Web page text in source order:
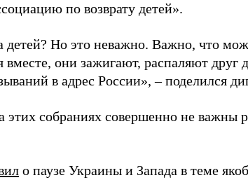
по возврату детей».
детей? Но это неважно. Важно, что
вместе, они зажигают, распаляют друг
в адрес России», – поделился
этих собраниях совершенно не важны
о паузе Украины и Запада в теме